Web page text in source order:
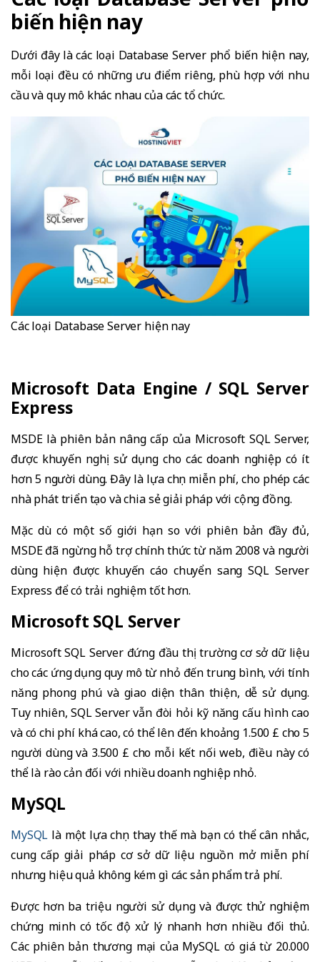
biến hiện nay
Dưới đây là các loại Database Server phổ biến hiện nay,
mỗi loại đều có những ưu điểm riêng, phù hợp với nhu
cầu và quy mô khác nhau của các tổ chức.
Các loại Database Server hiện nay
Microsoft Data Engine / SQL Server
Express
MSDE là phiên bản nâng cấp của Microsoft SQL Server,
được khuyến nghị sử dụng cho các doanh nghiệp có ít
hơn 5 người dùng. Đây là lựa chọn miễn phí, cho phép các
nhà phát triển tạo và chia sẻ giải pháp với cộng đồng.
Mặc dù có một số giới hạn so với phiên bản đầy đủ,
MSDE đã ngừng hỗ trợ chính thức từ năm 2008 và người
dùng hiện được khuyến cáo chuyển sang SQL Server
Express để có trải nghiệm tốt hơn.
Microsoft SQL Server
Microsoft SQL Server đứng đầu thị trường cơ sở dữ liệu
cho các ứng dụng quy mô từ nhỏ đến trung bình, với tính
năng phong phú và giao diện thân thiện, dễ sử dụng.
Tuy nhiên, SQL Server vẫn đòi hỏi kỹ năng cấu hình cao
và có chi phí khá cao, có thể lên đến khoảng 1.500 £ cho 5
người dùng và 3.500 £ cho mỗi kết nối web, điều này có
thể là rào cản đối với nhiều doanh nghiệp nhỏ.
MySQL
MySQL là một lựa chọn thay thế mà bạn có thể cân nhắc,
cung cấp giải pháp cơ sở dữ liệu nguồn mở miễn phí
nhưng hiệu quả không kém gì các sản phẩm trả phí.
Được hơn ba triệu người sử dụng và được thử nghiệm
chứng minh có tốc độ xử lý nhanh hơn nhiều đối thủ.
Các phiên bản thương mại của MySQL có giá từ 20.000